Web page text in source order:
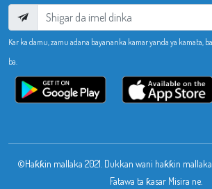
Kar ka damu, zamu adana bayananka kamar yanda ya kamata,
ba.
©Haƙƙin mallaka 2021. Dukkan wani haƙƙin
Fatawa ta ƙasar Misira ne.